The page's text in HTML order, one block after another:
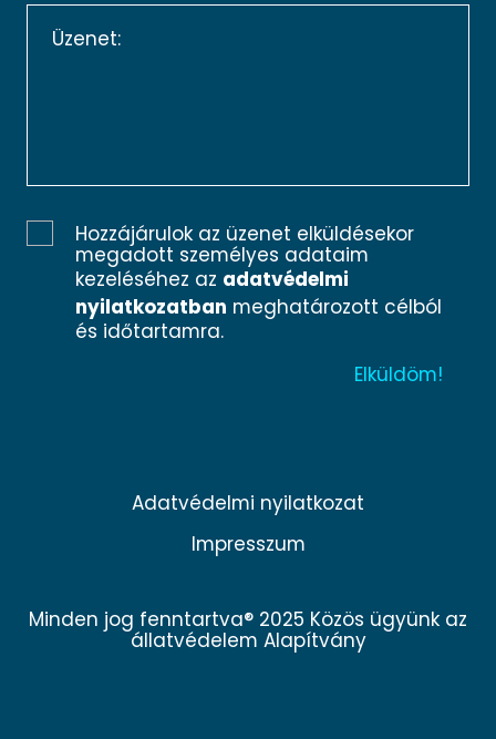
Hozzájárulok az üzenet elküldésekor
megadott személyes adataim
kezeléséhez az adatvédelmi
nyilatkozatban meghatározott célból
és időtartamra.
Minden jog fenntartva® 2025 Közös ügyünk az
állatvédelem Alapítvány
Adatvédelmi nyilatkozat
Impresszum